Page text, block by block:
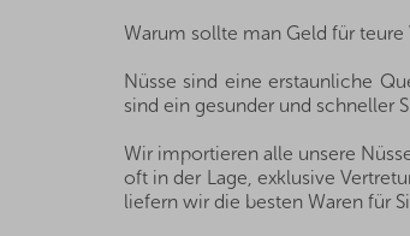
Warum sollte man Geld für
Nüsse sind eine erstaunliche
sind ein gesunder und schneller
Wir importieren alle unsere
oft in der Lage, exklusive
liefern wir die besten Waren für